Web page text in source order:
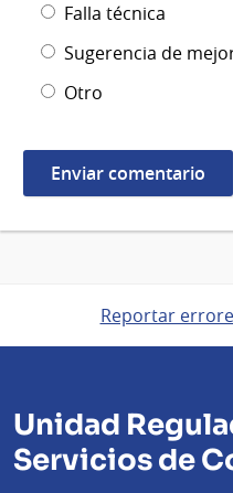
Falla técnica
Sugerencia de
Otro
Reportar
Unidad
Servicios de